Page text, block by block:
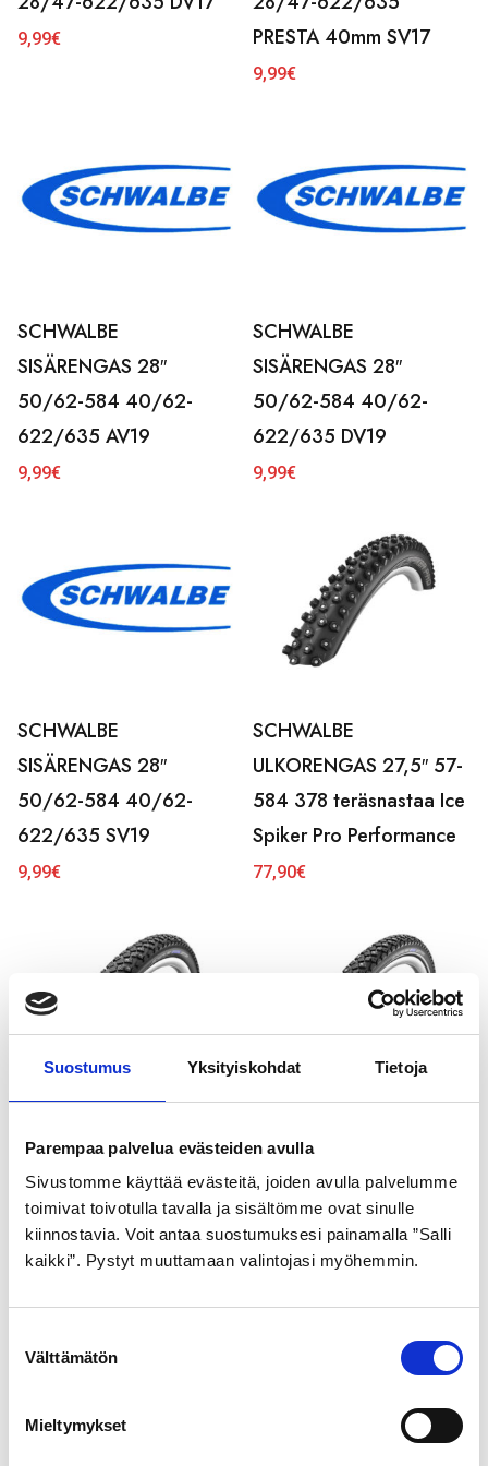
Suostumus Yksityiskohdat Tietoja
Parempaa palvelua evästeiden avulla
Sivustomme käyttää evästeitä, joiden avulla palvelumme
toimivat toivotulla tavalla ja sisältömme ovat sinulle
kiinnostavia. Voit antaa suostumuksesi painamalla ”Salli
kaikki”. Pystyt muuttamaan valintojasi myöhemmin.
Välttämätön
Mieltymykset
9,99€
PRESTA 40mm SV17
9,99€
SCHWALBE
SISÄRENGAS 28″
50/62-584 40/62-
622/635 AV19
9,99€
SCHWALBE
SISÄRENGAS 28″
50/62-584 40/62-
622/635 DV19
9,99€
SCHWALBE
SISÄRENGAS 28″
50/62-584 40/62-
622/635 SV19
9,99€
SCHWALBE
ULKORENGAS 27,5″ 57-
584 378 teräsnastaa Ice
Spiker Pro Performance
77,90€
ULKORENGAS 35-622
NASTA Marathon Winter
pistos. Lux 240n
66,90€
NASTA Winter pistos.
Lux 120n
45,90€